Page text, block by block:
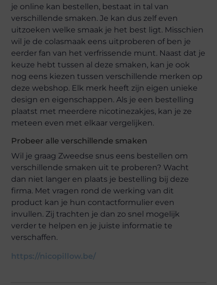
je online kan bestellen, bestaat in tal van
verschillende smaken. Je kan dus zelf even
uitzoeken welke smaak je het best ligt. Misschien
wil je de colasmaak eens uitproberen of ben je
eerder fan van het verfrissende munt. Naast dat je
keuze hebt tussen al deze smaken, kan je ook
nog eens kiezen tussen verschillende merken op
deze webshop. Elk merk heeft zijn eigen unieke
design en eigenschappen. Als je een bestelling
plaatst met meerdere nicotinezakjes, kan je ze
meteen even met elkaar vergelijken.
Probeer alle verschillende smaken
Wil je graag Zweedse snus eens bestellen om
verschillende smaken uit te proberen? Wacht
dan niet langer en plaats je bestelling bij deze
firma. Met vragen rond de werking van dit
product kan je hun contactformulier even
invullen. Zij trachten je dan zo snel mogelijk
verder te helpen en je juiste informatie te
verschaffen.
https://nicopillow.be/